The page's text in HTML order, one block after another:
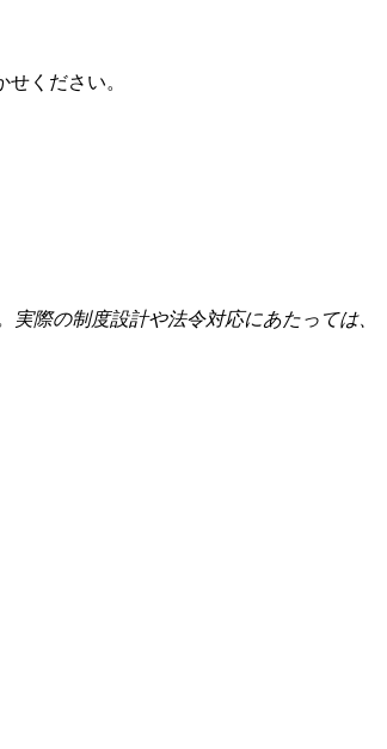
ください。
際の制度設計や法令対応にあたっては、